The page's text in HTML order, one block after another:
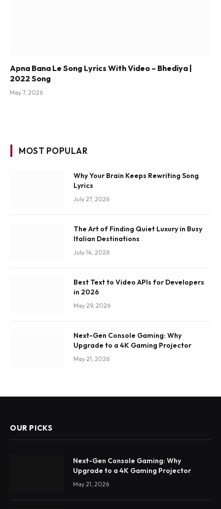
Apna Bana Le Song Lyrics With Video – Bhediya |
2022 Song
May 7, 2026
MOST POPULAR
Why Your Brain Keeps Rewriting Song
Lyrics
July 27, 2026
The Art of Finding Quiet Luxury in Busy
Italian Destinations
July 14, 2026
Best Text to Video APIs for Developers
in 2026
May 29, 2026
Next-Gen Console Gaming: Why
Upgrade to a 4K Gaming Projector
May 21, 2026
OUR PICKS
Next-Gen Console Gaming: Why
Upgrade to a 4K Gaming Projector
May 21, 2026